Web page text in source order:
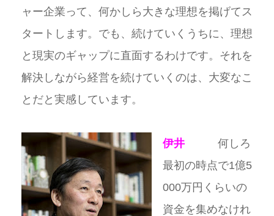
ャー企業って、何かしら大きな理想を掲げてス
タートします。でも、続けていくうちに、理想
と現実のギャップに直面するわけです。それを
解決しながら経営を続けていくのは、大変なこ
とだと実感しています。
伊井 何しろ
最初の時点で1億5
000万円くらいの
資金を集めなけれ